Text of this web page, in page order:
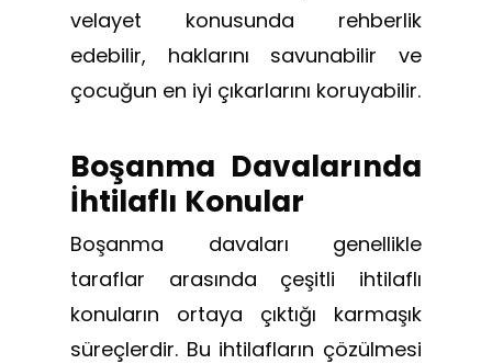
velayet konusunda rehberlik
edebilir, haklarını savunabilir ve
çocuğun en iyi çıkarlarını koruyabilir.
Boşanma Davalarında
İhtilaflı Konular
Boşanma davaları genellikle
taraflar arasında çeşitli ihtilaflı
konuların ortaya çıktığı karmaşık
süreçlerdir. Bu ihtilafların çözülmesi